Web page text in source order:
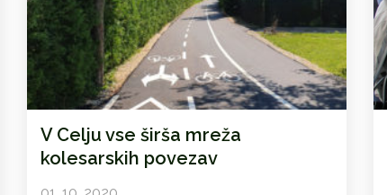
V Celju vse širša mreža
kolesarskih povezav